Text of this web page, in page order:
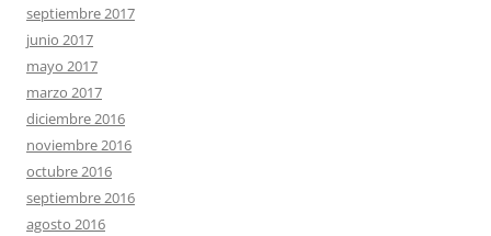
septiembre 2017
junio 2017
mayo 2017
marzo 2017
diciembre 2016
noviembre 2016
octubre 2016
septiembre 2016
agosto 2016